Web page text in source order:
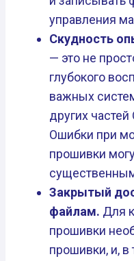
управления
Скудность
— это не
глубокого
важных
других частей
Ошибки при
прошивки
Закрытый
файлам. Для
прошивки
прошивки, и, в